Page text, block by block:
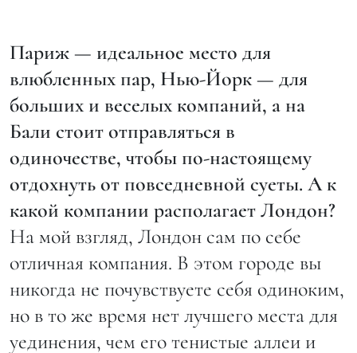
Париж — идеальное место для
влюбленных пар, Нью-Йорк — для
больших и веселых компаний, а на
Бали стоит отправляться в
одиночестве, чтобы по-настоящему
отдохнуть от повседневной суеты. А к
какой компании располагает Лондон?
На мой взгляд, Лондон сам по себе
отличная компания. В этом городе вы
никогда не почувствуете себя одиноким,
но в то же время нет лучшего места для
уединения, чем его тенистые аллеи и